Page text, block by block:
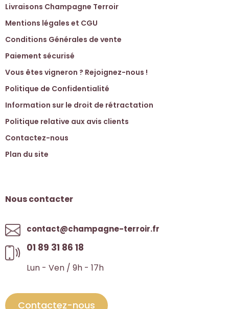
Livraisons Champagne Terroir
Mentions légales et CGU
Conditions Générales de vente
Paiement sécurisé
Vous êtes vigneron ? Rejoignez-nous !
Politique de Confidentialité
Information sur le droit de rétractation
Politique relative aux avis clients
Contactez-nous
Plan du site
Nous contacter
contact@champagne-terroir.fr
01 89 31 86 18
Lun - Ven / 9h - 17h
Contactez-nous